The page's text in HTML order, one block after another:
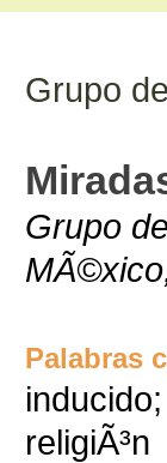
Grupo
Grupo
Palabras
religiÃ³n